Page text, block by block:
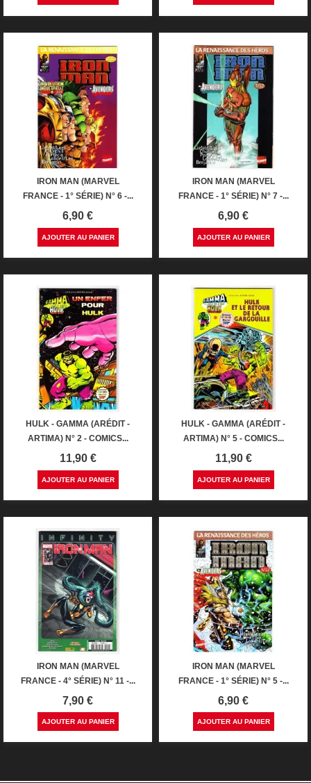
IRON MAN (MARVEL
FRANCE - 1° SÉRIE) N° 6 -...
Prix
6,90 €
AJOUTER AU PANIER
IRON MAN (MARVEL
FRANCE - 1° SÉRIE) N° 7 -...
Prix
6,90 €
AJOUTER AU PANIER
HULK - GAMMA (ARÉDIT -
ARTIMA) N° 2 - COMICS...
Prix
11,90 €
AJOUTER AU PANIER
HULK - GAMMA (ARÉDIT -
ARTIMA) N° 5 - COMICS...
Prix
11,90 €
AJOUTER AU PANIER
IRON MAN (MARVEL
FRANCE - 4° SÉRIE) N° 11 -...
Prix
7,90 €
AJOUTER AU PANIER
IRON MAN (MARVEL
FRANCE - 1° SÉRIE) N° 5 -...
Prix
6,90 €
AJOUTER AU PANIER